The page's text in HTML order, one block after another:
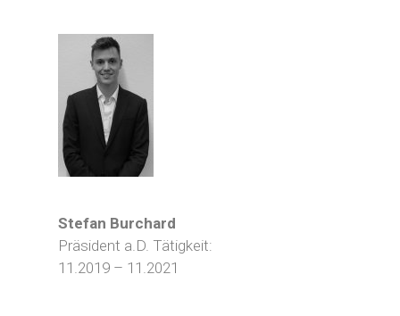
Stefan Burchard
Präsident a.D. Tätigkeit:
11.2019 – 11.2021